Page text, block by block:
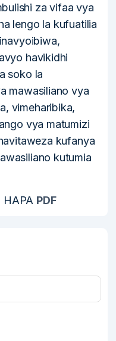
za vifaa vya
lengo la kufuatilia
havikidhi
soko la
mawasiliano vya
vimeharibika,
vya matumizi
kufanya
kutumia
HAPA PDF